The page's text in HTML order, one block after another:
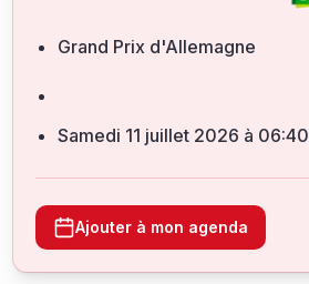
Grand Prix d'Allemagne
samedi 11 juillet 2026 à 06:40
Ajouter à mon agenda